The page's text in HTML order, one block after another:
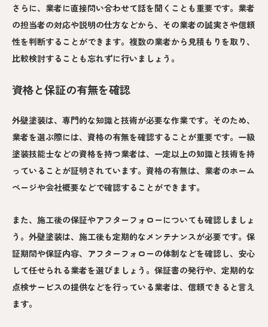
さらに、業者に直接問い合わせて話を聞くことも重要です。業者
の担当者の対応や説明の仕方などから、その業者の誠実さや信頼
性を判断することができます。複数の業者から見積もりを取り、
比較検討することも忘れずに行いましょう。
資格と保証の有無を確認
外壁塗装は、専門的な知識と技術が必要な作業です。そのため、
業者を選ぶ際には、資格の有無を確認することが重要です。一級
塗装技能士などの資格を持つ業者は、一定以上の知識と技術を持
っていることが証明されています。資格の有無は、業者のホーム
ページや会社概要などで確認することができます。
また、施工後の保証やアフターフォローについても確認しましょ
う。外壁塗装は、施工後も定期的なメンテナンスが必要です。保
証期間や保証内容、アフターフォローの体制などを確認し、安心
して任せられる業者を選びましょう。保証書の発行や、定期的な
点検サービスの提供などを行っている業者は、信頼できると言え
ます。